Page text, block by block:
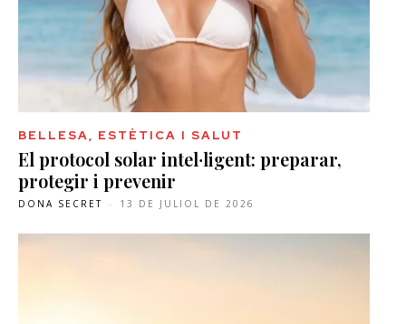
BELLESA, ESTÈTICA I SALUT
El protocol solar intel·ligent: preparar,
protegir i prevenir
DONA SECRET - 13 DE JULIOL DE 2026